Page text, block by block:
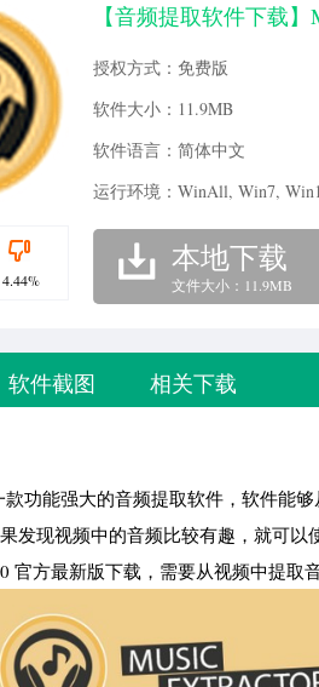
4.44%
【音频提取软件下载
授权方式：免费版
软件大小：11.9MB
软件语言：简体中文
运行环境：WinAll, Win7,
本地下载
文件大小：11.9MB
软件截图 相关下载
款功能强大的音频提取软件，软件能
发现视频中的音频比较有趣，就可
官方最新版下载，需要从视频中提取